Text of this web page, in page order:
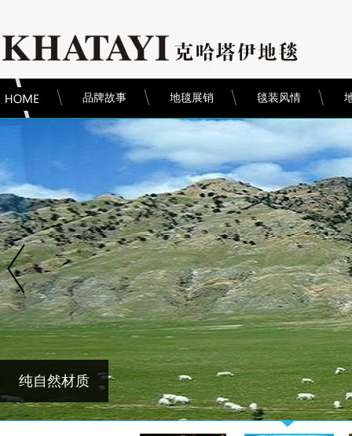
品牌故事 地毯展销 毯装风情
纯自然材质